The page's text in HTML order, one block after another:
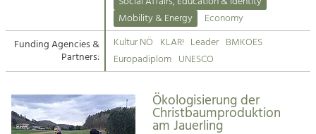
Suche
Impressum
Kontakt
Tourism
Offer Development and Positioning
Art & Culture
Crafts, Science and Research.
Mobility & Energy
Economy
Funding Agencies &
Partners:
Kultur NÖ KLAR! Leader BMKOES
Europadiplom UNESCO
Ökologisierung der
Christbaumproduktion
am Jauerling